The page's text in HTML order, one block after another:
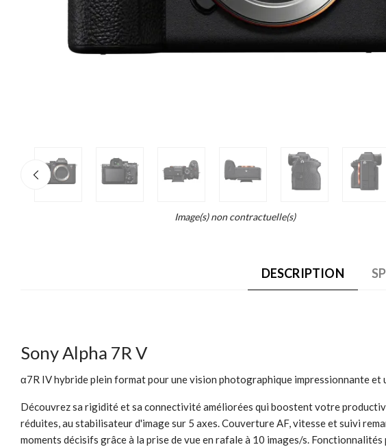
Image(s) non contractuelle(s)
DESCRIPTION
Sony Alpha 7R V
α7R IV hybride plein format pour une vision photographique impressionnante et
Découvrez sa rigidité et sa connectivité améliorées qui boostent votre
réduites, au stabilisateur d'image sur 5 axes. Couverture AF, vitesse et suivi
moments décisifs grâce à la prise de vue en rafale à 10 images/s.